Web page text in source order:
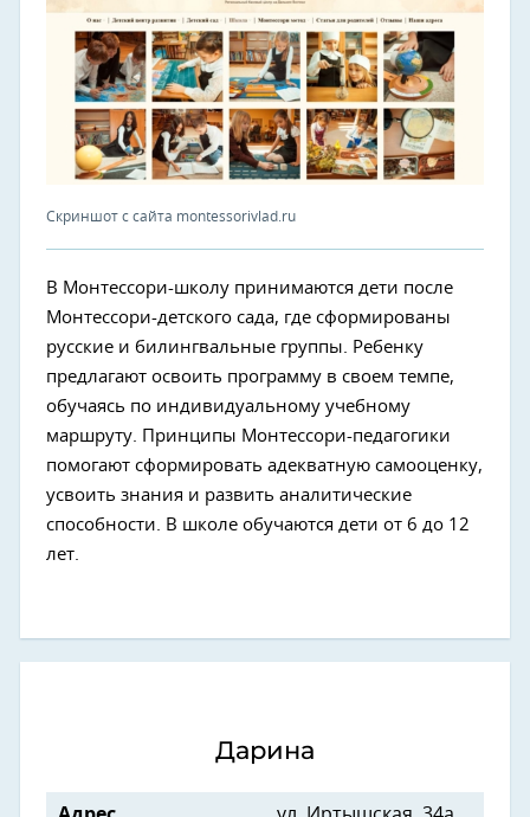
Скриншот с сайта montessorivlad.ru
В Монтессори-школу принимаются дети после
Монтессори-детского сада, где сформированы
русские и билингвальные группы. Ребенку
предлагают освоить программу в своем темпе,
обучаясь по индивидуальному учебному
маршруту. Принципы Монтессори-педагогики
помогают сформировать адекватную самооценку,
усвоить знания и развить аналитические
способности. В школе обучаются дети от 6 до 12
лет.
Дарина